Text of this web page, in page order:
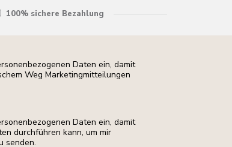
100% sichere Bezahlung
Daten ein, damit
Weg Marketingmitteilungen
Daten ein, damit
durchführen kann, um mir
senden.